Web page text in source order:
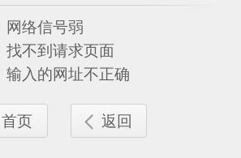
网络信号弱
找不到请求页面
输入的网址不正确
首页  返回